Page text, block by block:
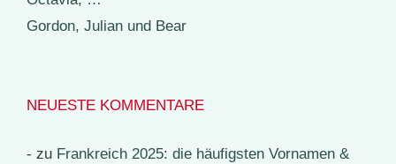
Gordon, Julian und Bear
NEUESTE KOMMENTARE
- zu Frankreich 2025: die häufigsten Vornamen &